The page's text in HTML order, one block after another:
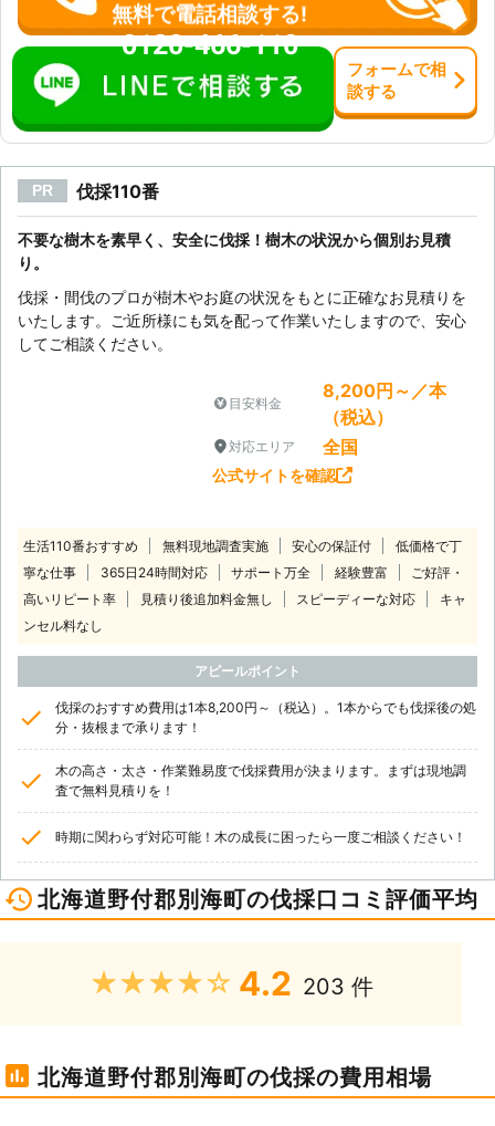
無料で電話相談する!
0120-466-110
フォームで相
談する
PR 伐採110番
不要な樹木を素早く、安全に伐採！樹木の状況から個別お見積
り。
伐採・間伐のプロが樹木やお庭の状況をもとに正確なお見積りを
いたします。ご近所様にも気を配って作業いたしますので、安心
してご相談ください。
目安料金
8,200円～／本
（税込）
対応エリア 全国
公式サイトを確認
生活110番おすすめ 無料現地調査実施 安心の保証付
低価格で丁
寧な仕事
365日24時間対応 サポート万全 経験豊富
ご好評・
高いリピート率
見積り後追加料金無し スピーディーな対応
キャ
ンセル料なし
アピールポイント
伐採のおすすめ費用は1本8,200円～（税込）。1本からでも伐採後の処
分・抜根まで承ります！
木の高さ・太さ・作業難易度で伐採費用が決まります。まずは現地調
査で無料見積りを！
時期に関わらず対応可能！木の成長に困ったら一度ご相談ください！
北海道野付郡別海町の伐採口コミ評価平均
★★★★★ 4.2 203 件
北海道野付郡別海町の伐採の費用相場